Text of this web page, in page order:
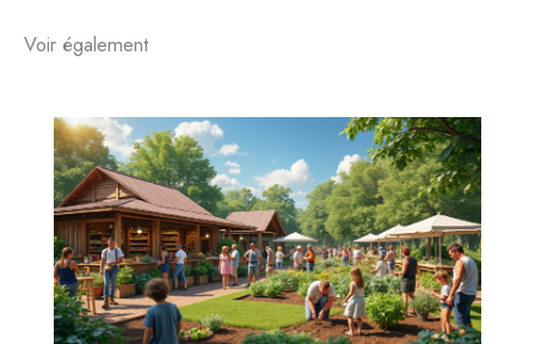
Voir également